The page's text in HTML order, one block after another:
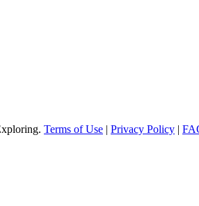
Terms of Use | Privacy Policy |